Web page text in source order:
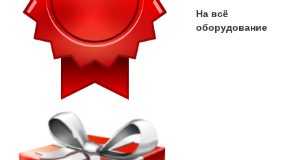
На всё
оборудование